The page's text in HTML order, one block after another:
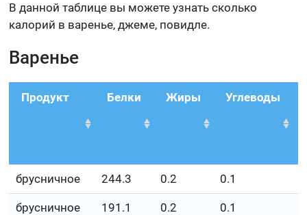
В данной таблице вы можете узнать сколько
калорий в варенье, джеме, повидле.
Варенье
Продукт Белки Жиры Углеводы
брусничное 244.3 0.2 0.1
брусничное
191.1 0.2 0.1